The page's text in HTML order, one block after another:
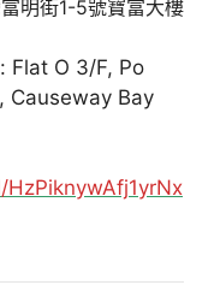
明街1-5號寶富大樓
Flat O 3/F, Po
Causeway Bay